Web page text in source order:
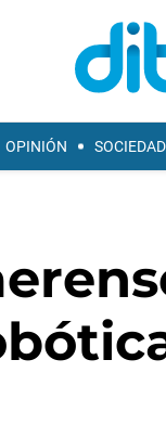
OPINIÓN SOCIEDAD